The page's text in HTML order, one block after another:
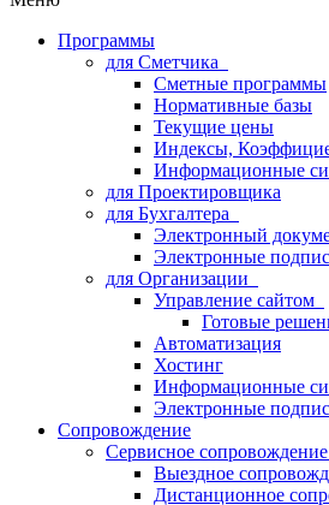
Программы
для Сметчика
Сметные программы
Нормативные базы
Текущие цены
Индексы,
Информационные
для Проектировщика
для Бухгалтера
Электронный
Электронные
для Организации
Управление сайтом
Готовые
Автоматизация
Хостинг
Информационные
Электронные
Сопровождение
Сервисное
Выездное
Дистанционное